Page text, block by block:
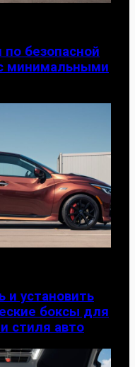
безопасной
минимальными
и установить
боксы для
стиля авто